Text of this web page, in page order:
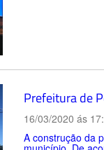
Prefeitura de
16/03/2020 ás
A construção da